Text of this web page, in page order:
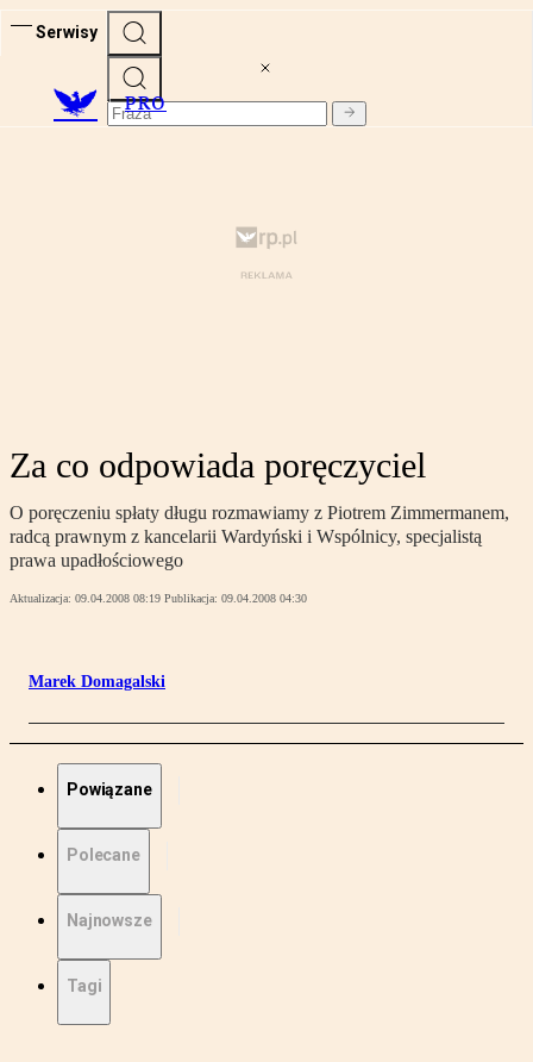
Serwisy
PRO
Za co odpowiada poręczyciel
O poręczeniu spłaty długu rozmawiamy z Piotrem Zimmermanem,
radcą prawnym z kancelarii Wardyński i Wspólnicy, specjalistą
prawa upadłościowego
Aktualizacja: 09.04.2008 08:19 Publikacja: 09.04.2008 04:30
Marek Domagalski
Powiązane
Polecane
Najnowsze
Tagi